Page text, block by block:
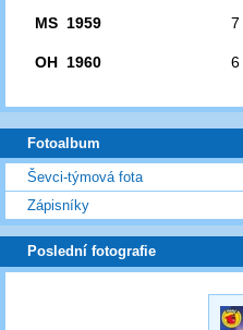
MS 1959 7
OH 1960 6
Fotoalbum
Ševci-týmová fota
Zápisníky
Poslední fotografie